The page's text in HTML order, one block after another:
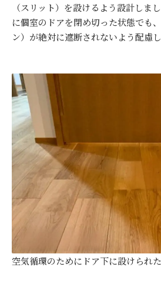
（スリット）を設けるよう設計しま
に個室のドアを閉め切った状態でも
ン）が絶対に遮断されないよう配慮し
空気循環のためにドア下に設けられ